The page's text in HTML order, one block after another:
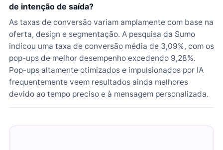
de intenção de saída?
As taxas de conversão variam amplamente com base na
oferta, design e segmentação. A pesquisa da Sumo
indicou uma taxa de conversão média de 3,09%, com os
pop-ups de melhor desempenho excedendo 9,28%.
Pop-ups altamente otimizados e impulsionados por IA
frequentemente veem resultados ainda melhores
devido ao tempo preciso e à mensagem personalizada.